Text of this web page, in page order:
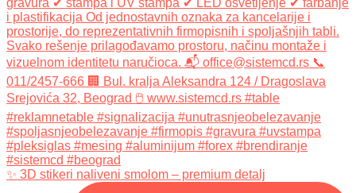
✨ 3D stikeri naliveni smolom – premium detalj